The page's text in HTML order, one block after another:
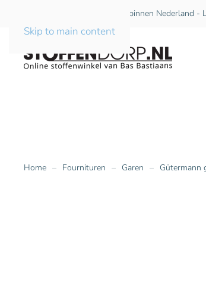
Skip to main content
Gratis verzending vanaf €75 binnen Nederland
Home Fournituren Garen Gütermann